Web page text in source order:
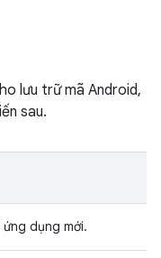
lưu trữ mã Android,
sau.
dụng mới.